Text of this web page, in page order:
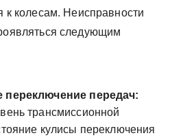
к колесам. Неисправности
следующим
переключение передач:
трансмиссионной
кулисы переключения